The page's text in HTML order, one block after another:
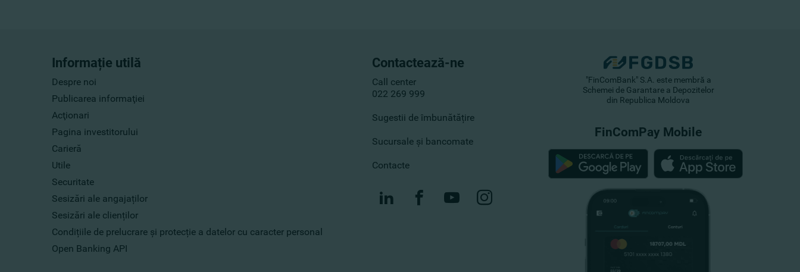
Informație utilă
Despre noi
Publicarea informaţiei
Acţionari
Pagina investitorului
Carieră
Utile
Securitate
Sesizări ale angajaților
Sesizări ale clienților
Condițiile de prelucrare și protecție a datelor cu caracter personal
Open Banking API
Contactează-ne
Call center
022 269 999
Sugestii de îmbunătățire
Sucursale și bancomate
Contacte
"FinComBank" S.A. este membră a
Schemei de Garantare a Depozitelor
din Republica Moldova
FinComPay Mobile